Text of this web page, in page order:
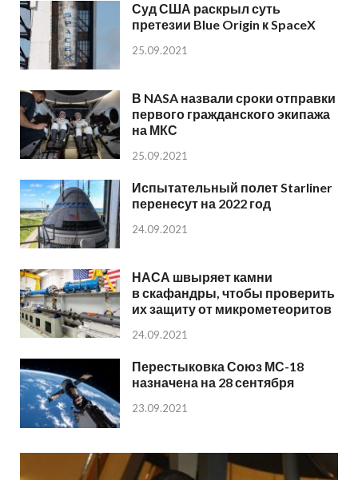
Суд США раскрыл суть
претезии Blue Origin к SpaceX
25.09.2021
В NASA назвали сроки отправки
первого гражданского экипажа
на МКС
25.09.2021
Испытательный полет Starliner
перенесут на 2022 год
24.09.2021
НАСА швыряет камни
в скафандры, чтобы проверить
их защиту от микрометеоритов
24.09.2021
Перестыковка Союз МС-18
назначена на 28 сентября
23.09.2021